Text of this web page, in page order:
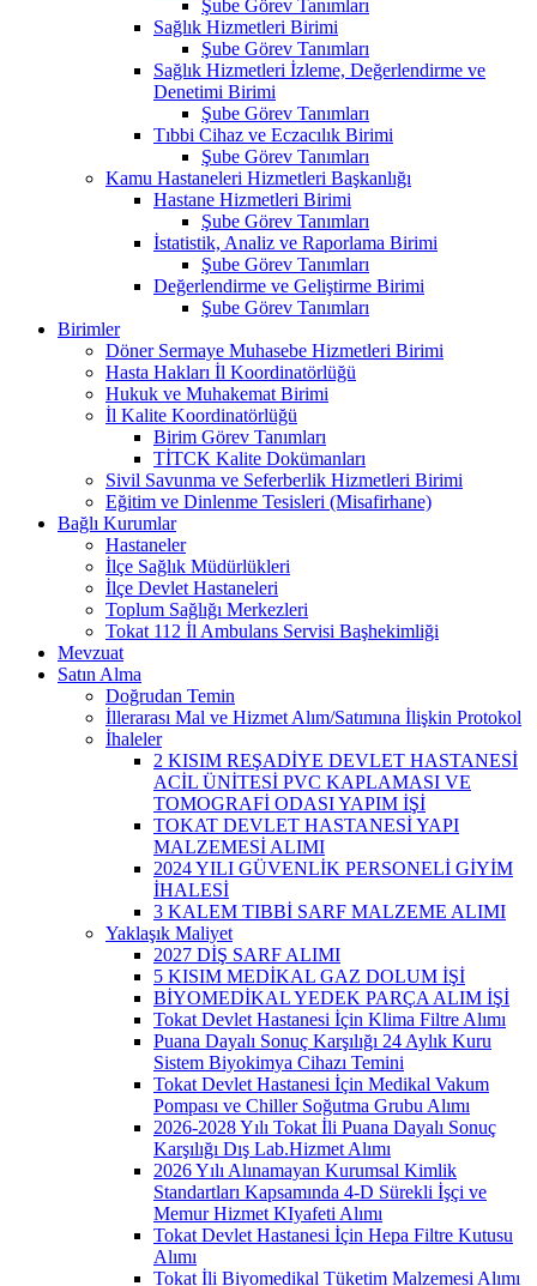
Şube Görev Tanımları
Sağlık Hizmetleri Birimi
Şube Görev Tanımları
Sağlık Hizmetleri İzleme, Değerlendirme ve
Denetimi Birimi
Şube Görev Tanımları
Tıbbi Cihaz ve Eczacılık Birimi
Şube Görev Tanımları
Kamu Hastaneleri Hizmetleri Başkanlığı
Hastane Hizmetleri Birimi
Şube Görev Tanımları
İstatistik, Analiz ve Raporlama Birimi
Şube Görev Tanımları
Değerlendirme ve Geliştirme Birimi
Şube Görev Tanımları
Birimler
Döner Sermaye Muhasebe Hizmetleri Birimi
Hasta Hakları İl Koordinatörlüğü
Hukuk ve Muhakemat Birimi
İl Kalite Koordinatörlüğü
Birim Görev Tanımları
TİTCK Kalite Dokümanları
Sivil Savunma ve Seferberlik Hizmetleri Birimi
Eğitim ve Dinlenme Tesisleri (Misafirhane)
Bağlı Kurumlar
Hastaneler
İlçe Sağlık Müdürlükleri
İlçe Devlet Hastaneleri
Toplum Sağlığı Merkezleri
Tokat 112 İl Ambulans Servisi Başhekimliği
Mevzuat
Satın Alma
Doğrudan Temin
İllerarası Mal ve Hizmet Alım/Satımına İlişkin Protokol
İhaleler
2 KISIM REŞADİYE DEVLET HASTANESİ
ACİL ÜNİTESİ PVC KAPLAMASI VE
TOMOGRAFİ ODASI YAPIM İŞİ
TOKAT DEVLET HASTANESİ YAPI
MALZEMESİ ALIMI
2024 YILI GÜVENLİK PERSONELİ GİYİM
İHALESİ
3 KALEM TIBBİ SARF MALZEME ALIMI
Yaklaşık Maliyet
2027 DİŞ SARF ALIMI
5 KISIM MEDİKAL GAZ DOLUM İŞİ
BİYOMEDİKAL YEDEK PARÇA ALIM İŞİ
Tokat Devlet Hastanesi İçin Klima Filtre Alımı
Puana Dayalı Sonuç Karşılığı 24 Aylık Kuru
Sistem Biyokimya Cihazı Temini
Tokat Devlet Hastanesi İçin Medikal Vakum
Pompası ve Chiller Soğutma Grubu Alımı
2026-2028 Yılı Tokat İli Puana Dayalı Sonuç
Karşılığı Dış Lab.Hizmet Alımı
2026 Yılı Alınamayan Kurumsal Kimlik
Standartları Kapsamında 4-D Sürekli İşçi ve
Memur Hizmet KIyafeti Alımı
Tokat Devlet Hastanesi İçin Hepa Filtre Kutusu
Alımı
Tokat İli Biyomedikal Tüketim Malzemesi Alımı